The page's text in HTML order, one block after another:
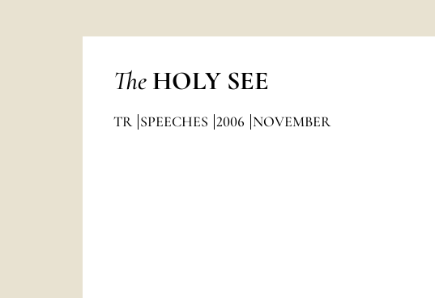
The HOLY SEE
TR SPEECHES 2006 NOVEMBER